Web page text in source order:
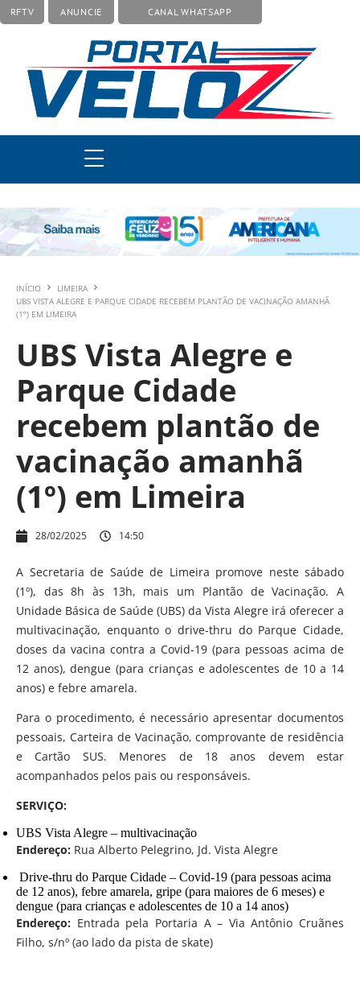
RFTV ANUNCIE CANAL WHATSAPP
INÍCIO
LIMEIRA
UBS VISTA ALEGRE E PARQUE CIDADE RECEBEM PLANTÃO DE VACINAÇÃO AMANHÃ
(1º) EM LIMEIRA
UBS Vista Alegre e
Parque Cidade
recebem plantão de
vacinação amanhã
(1º) em Limeira
28/02/2025 14:50
A Secretaria de Saúde de Limeira promove neste sábado
(1º), das 8h às 13h, mais um Plantão de Vacinação. A
Unidade Básica de Saúde (UBS) da Vista Alegre irá oferecer a
multivacinação, enquanto o drive-thru do Parque Cidade,
doses da vacina contra a Covid-19 (para pessoas acima de
12 anos), dengue (para crianças e adolescentes de 10 a 14
anos) e febre amarela.
Para o procedimento, é necessário apresentar documentos
pessoais, Carteira de Vacinação, comprovante de residência
e Cartão SUS. Menores de 18 anos devem estar
acompanhados pelos pais ou responsáveis.
SERVIÇO:
UBS Vista Alegre – multivacinação
Endereço: Rua Alberto Pelegrino, Jd. Vista Alegre
Drive-thru do Parque Cidade – Covid-19 (para pessoas acima
de 12 anos), febre amarela, gripe (para maiores de 6 meses) e
dengue (para crianças e adolescentes de 10 a 14 anos)
Endereço: Entrada pela Portaria A – Via Antônio Cruãnes
Filho, s/nº (ao lado da pista de skate)